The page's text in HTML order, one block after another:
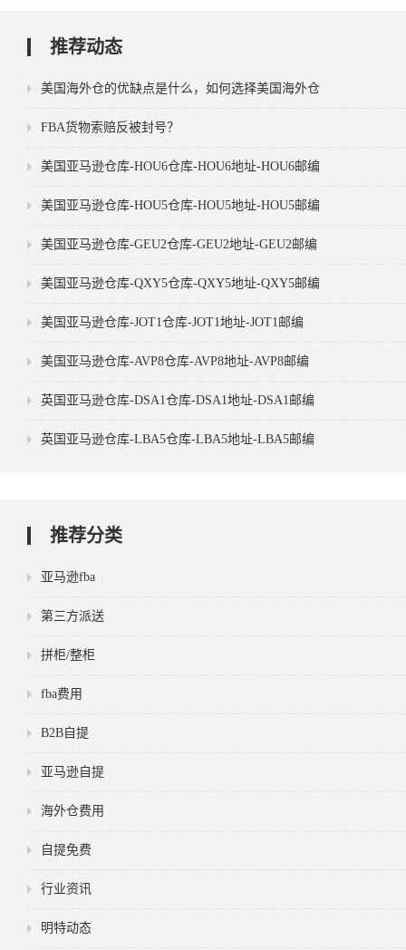
推荐动态
美国海外仓的优缺点是什么，如何选择美国海外仓
FBA货物索赔反被封号？
美国亚马逊仓库-HOU6仓库-HOU6地址-HOU6邮编
美国亚马逊仓库-HOU5仓库-HOU5地址-HOU5邮编
美国亚马逊仓库-GEU2仓库-GEU2地址-GEU2邮编
美国亚马逊仓库-QXY5仓库-QXY5地址-QXY5邮编
美国亚马逊仓库-JOT1仓库-JOT1地址-JOT1邮编
美国亚马逊仓库-AVP8仓库-AVP8地址-AVP8邮编
英国亚马逊仓库-DSA1仓库-DSA1地址-DSA1邮编
英国亚马逊仓库-LBA5仓库-LBA5地址-LBA5邮编
推荐分类
亚马逊fba
第三方派送
拼柜/整柜
fba费用
B2B自提
亚马逊自提
海外仓费用
自提免费
行业资讯
明特动态